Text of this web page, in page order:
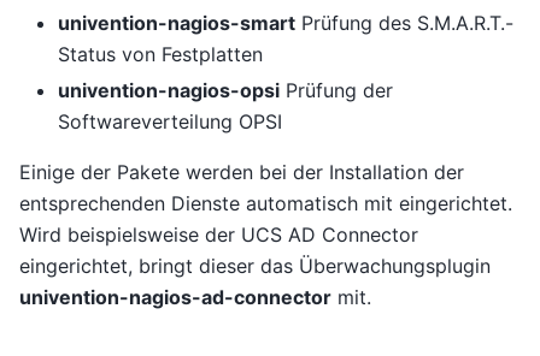
univention-nagios-smart Prüfung des S.M.A.R.T.-
Status von Festplatten
univention-nagios-opsi Prüfung der
Softwareverteilung OPSI
Einige der Pakete werden bei der Installation der
entsprechenden Dienste automatisch mit eingerichtet.
Wird beispielsweise der UCS AD Connector
eingerichtet, bringt dieser das Überwachungsplugin
univention-nagios-ad-connector mit.